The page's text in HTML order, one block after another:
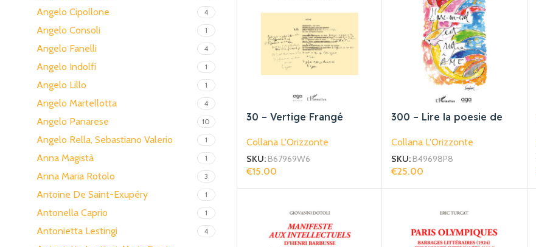
Angelo Cipollone 4
Angelo Consoli 1
Angelo Fanelli 4
Angelo Indolfi 1
Angelo Lillo 1
Angelo Martellotta 4
Angelo Panarese 10
Angelo Rella, Sebastiano Valerio 1
Anna Magistà 1
Anna Maria Rotolo 3
Antoine De Saint-Exupéry 1
Antonella Caprio 1
Antonietta Lestingi 4
30 – Vertige Frangé
Collana L'Orizzonte
SKU: B67969W6
€15.00
300 – Lire la poesie de
Collana L'Orizzonte
SKU: B49698P8
€25.00